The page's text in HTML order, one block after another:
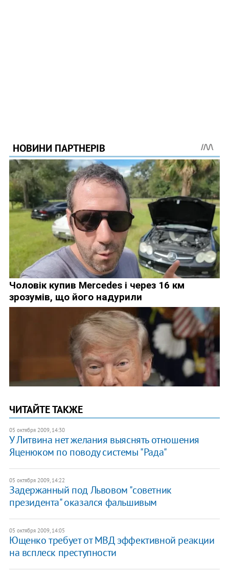
ЧИТАЙТЕ ТАКЖЕ
05 октября 2009, 14:30
У Литвина нет желания выяснять отношения
Яценюком по поводу системы "Рада"
05 октября 2009, 14:22
Задержанный под Львовом "советник
президента" оказался фальшивым
05 октября 2009, 14:05
Ющенко требует от МВД эффективной реакции
на всплеск преступности